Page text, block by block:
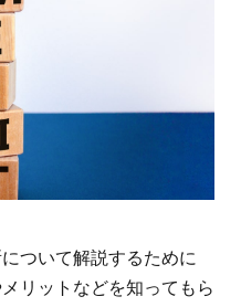
ついて解説するために
リットなどを知ってもら